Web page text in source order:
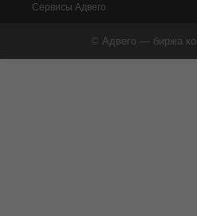
Сервисы Адвего
© Адвего — биржа